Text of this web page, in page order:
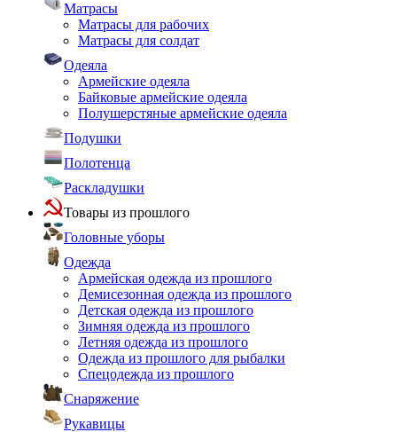
Матрасы
Матрасы для рабочих
Матрасы для солдат
Одеяла
Армейские одеяла
Байковые армейские одеяла
Полушерстяные армейские одеяла
Подушки
Полотенца
Раскладушки
Товары из прошлого
Головные уборы
Одежда
Армейская одежда из прошлого
Демисезонная одежда из прошлого
Детская одежда из прошлого
Зимняя одежда из прошлого
Летняя одежда из прошлого
Одежда из прошлого для рыбалки
Спецодежда из прошлого
Снаряжение
Рукавицы